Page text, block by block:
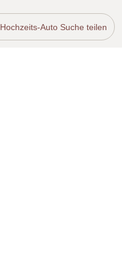
Hochzeits-Auto Suche teilen